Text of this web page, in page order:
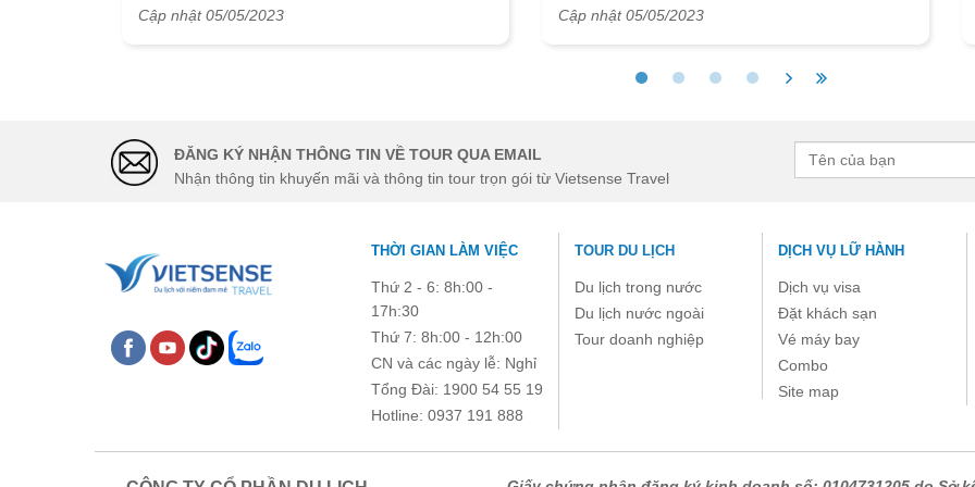
Sau đây Vietsense travel sẽ mang đến cho mọi
bạn bè của mình đến để giải trí tham gia cùng
những nơi đó cho mình có được những trải nghiệm
Cập nhật 05/05/2023
biết đến với cả những chợ bình dị, quen thuộc với
vậy mà trong bài viết hôm nay hãy cùng Vietsense
viết dưới đây mọi người nhé!
Cập nhật 05/05/2023
ĐĂNG KÝ NHẬN THÔNG TIN VỀ TOUR QUA EMAIL
Nhận thông tin khuyến mãi và thông tin tour trọn gói từ Vietsense Travel
THỜI GIAN LÀM VIỆC
Thứ 2 - 6: 8h:00 -
17h:30
Thứ 7: 8h:00 - 12h:00
CN và các ngày lễ: Nghỉ
Tổng Đài: 1900 54 55 19
Hotline: 0937 191 888
TOUR DU LỊCH
Du lịch trong nước
Du lịch nước ngoài
Tour doanh nghiệp
DỊCH VỤ LỮ HÀNH
Dịch vụ visa
Đặt khách sạn
Vé máy bay
Combo
Site map